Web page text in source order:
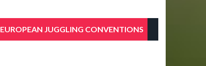
EUROPEAN JUGGLING CONVENTIONS